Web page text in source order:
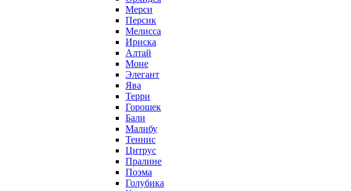
Мерси
Персик
Мелисса
Ириска
Алтай
Моне
Элегант
Ява
Терри
Горошек
Бали
Малибу
Теннис
Цитрус
Пралине
Поэма
Голубика